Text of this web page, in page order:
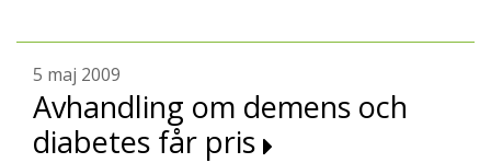
5 maj 2009
Avhandling om demens och
diabetes får pris